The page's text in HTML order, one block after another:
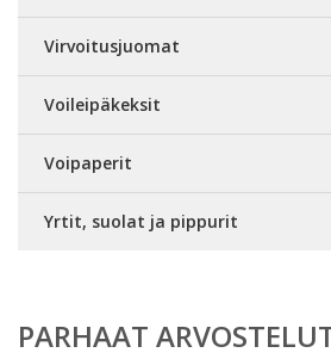
Virvoitusjuomat
Voileipäkeksit
Voipaperit
Yrtit, suolat ja pippurit
PARHAAT